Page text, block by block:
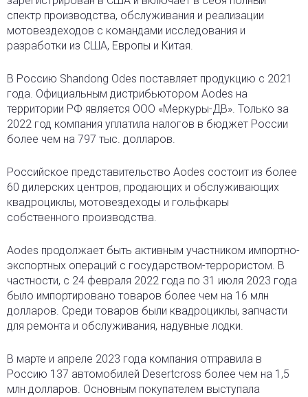
спектр производства, обслуживания и реализации
мотовездеходов с командами исследования и
разработки из США, Европы и Китая.
В Россию Shandong Odes поставляет продукцию с 2021
года. Официальным дистрибьютором Aodes на
территории РФ является ООО «Меркуры-ДВ». Только за
2022 год компания уплатила налогов в бюджет России
более чем на 797 тыс. долларов.
Российское представительство Aodes состоит из более
60 дилерских центров, продающих и обслуживающих
квадроциклы, мотовездеходы и гольфкары
собственного производства.
Aodes продолжает быть активным участником импортно-
экспортных операций с государством-террористом. В
частности, с 24 февраля 2022 года по 31 июля 2023 года
было импортировано товаров более чем на 16 млн
долларов. Среди товаров были квадроциклы, запчасти
для ремонта и обслуживания, надувные лодки.
В марте и апреле 2023 года компания отправила в
Россию 137 автомобилей Desertcross более чем на 1,5
млн долларов. Основным покупателем выступала